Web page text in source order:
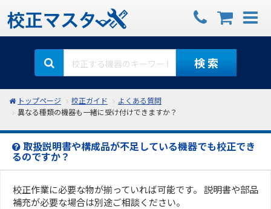
検 索
トップページ 校正ガイド
よくある質問
異なる種類の機器も一緒に受け付けできますか？
取扱説明書や構成品が不足している機器でも校正でき
るのですか？
校正作業に必要な物が揃っていれば可能です。 説明書や部品
補充が必要な場合は別途ご相談ください。